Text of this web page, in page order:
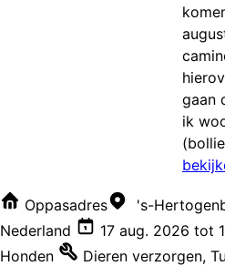
gaan
ik
Oppasadres
's-
Nederland
17 aug. 2026 tot
Honden
Dieren verzorgen,